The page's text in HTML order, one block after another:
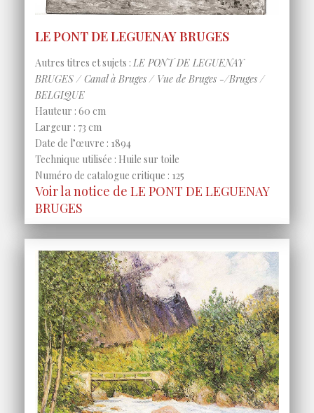
LE PONT DE LEGUENAY BRUGES
Autres titres et sujets : LE PONT DE LEGUENAY
BRUGES / Canal à Bruges / Vue de Bruges -/Bruges /
BELGIQUE
Hauteur : 60 cm
Largeur : 73 cm
Date de l’œuvre : 1894
Technique utilisée : Huile sur toile
Numéro de catalogue critique : 125
Voir la notice de LE PONT DE LEGUENAY
BRUGES